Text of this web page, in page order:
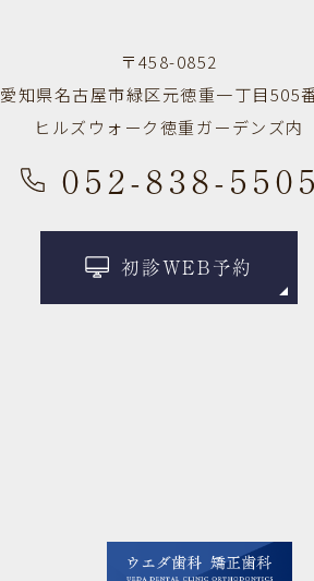
〒458-0852
愛知県名古屋市緑区元徳重一丁目505
ヒルズウォーク徳重ガーデンズ内
052-838-5505
初診WEB予約